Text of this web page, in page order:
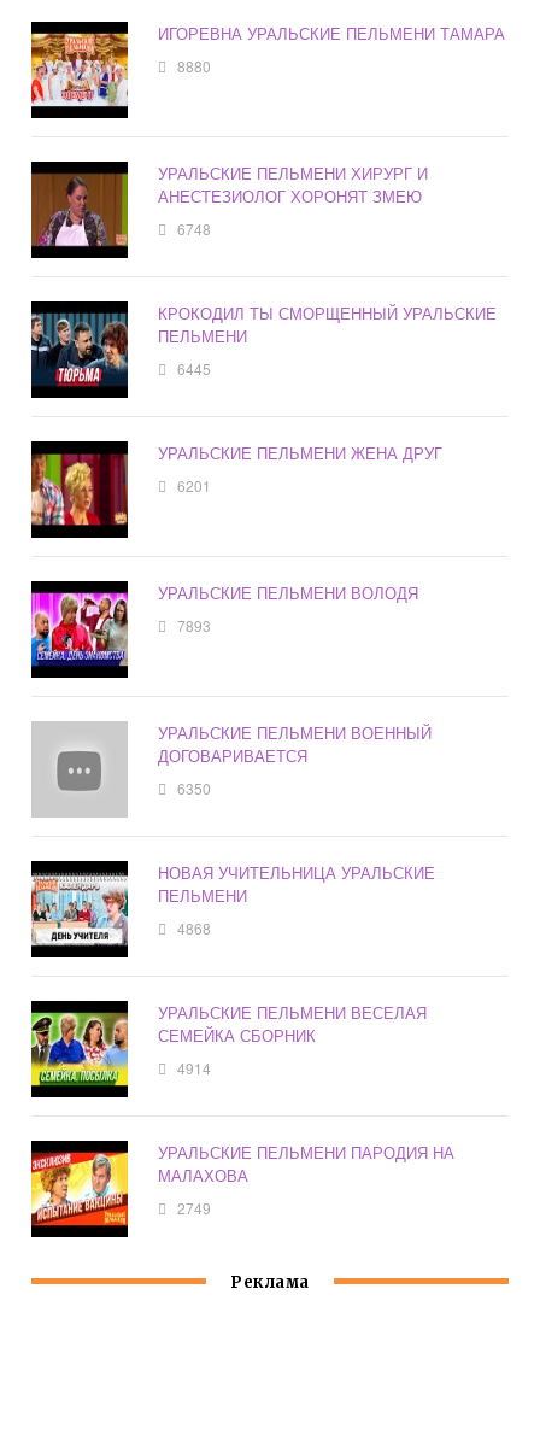
ИГОРЕВНА УРАЛЬСКИЕ ПЕЛЬМЕНИ ТАМАРА
8880
УРАЛЬСКИЕ ПЕЛЬМЕНИ ХИРУРГ И
АНЕСТЕЗИОЛОГ ХОРОНЯТ ЗМЕЮ
6748
КРОКОДИЛ ТЫ СМОРЩЕННЫЙ УРАЛЬСКИЕ
ПЕЛЬМЕНИ
6445
УРАЛЬСКИЕ ПЕЛЬМЕНИ ЖЕНА ДРУГ
6201
УРАЛЬСКИЕ ПЕЛЬМЕНИ ВОЛОДЯ
7893
УРАЛЬСКИЕ ПЕЛЬМЕНИ ВОЕННЫЙ
ДОГОВАРИВАЕТСЯ
6350
НОВАЯ УЧИТЕЛЬНИЦА УРАЛЬСКИЕ
ПЕЛЬМЕНИ
4868
УРАЛЬСКИЕ ПЕЛЬМЕНИ ВЕСЕЛАЯ
СЕМЕЙКА СБОРНИК
4914
УРАЛЬСКИЕ ПЕЛЬМЕНИ ПАРОДИЯ НА
МАЛАХОВА
2749
Реклама